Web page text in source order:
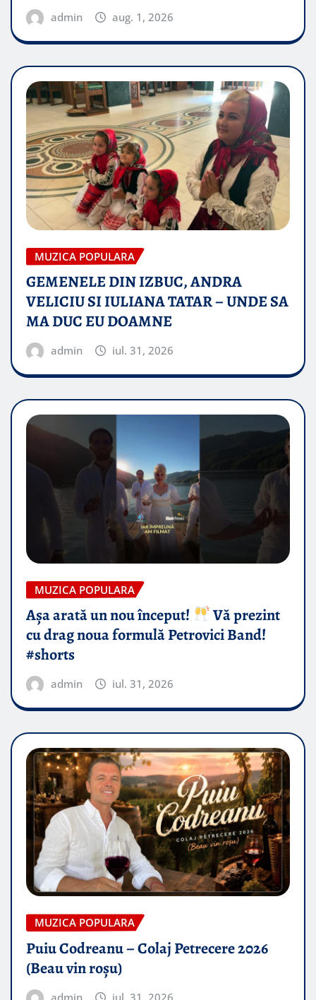
admin aug. 1, 2026
MUZICA POPULARA
GEMENELE DIN IZBUC, ANDRA
VELICIU SI IULIANA TATAR – UNDE SA
MA DUC EU DOAMNE
admin iul. 31, 2026
MUZICA POPULARA
Așa arată un nou început!
Vă prezint
cu drag noua formulă Petrovici Band!
#shorts
admin iul. 31, 2026
MUZICA POPULARA
Puiu Codreanu – Colaj Petrecere 2026
(Beau vin roșu)